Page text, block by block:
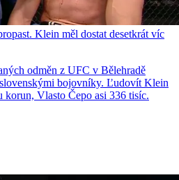
Klein měl dostat desetkrát víc
odměn z UFC v Bělehradě
bojovníky. Ľudovít Klein
korun, Vlasto Čepo asi 336 tisíc.